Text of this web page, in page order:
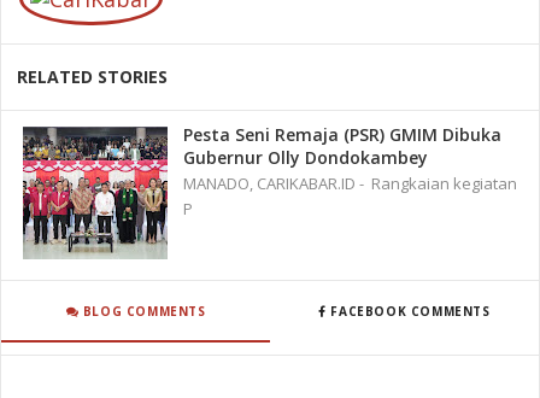
RELATED STORIES
Pesta Seni Remaja (PSR) GMIM Dibuka
Gubernur Olly Dondokambey
MANADO, CARIKABAR.ID - Rangkaian kegiatan
P
BLOG COMMENTS FACEBOOK COMMENTS